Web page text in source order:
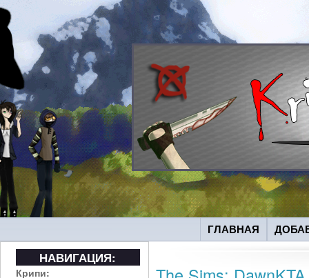
ГЛАВНАЯ
НАВИГАЦИЯ:
Крипи: